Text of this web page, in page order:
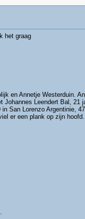
het graag
en Annetje Westerduin.
Leendert Bal,
San Lorenzo Argentinie,
er een plank op zijn